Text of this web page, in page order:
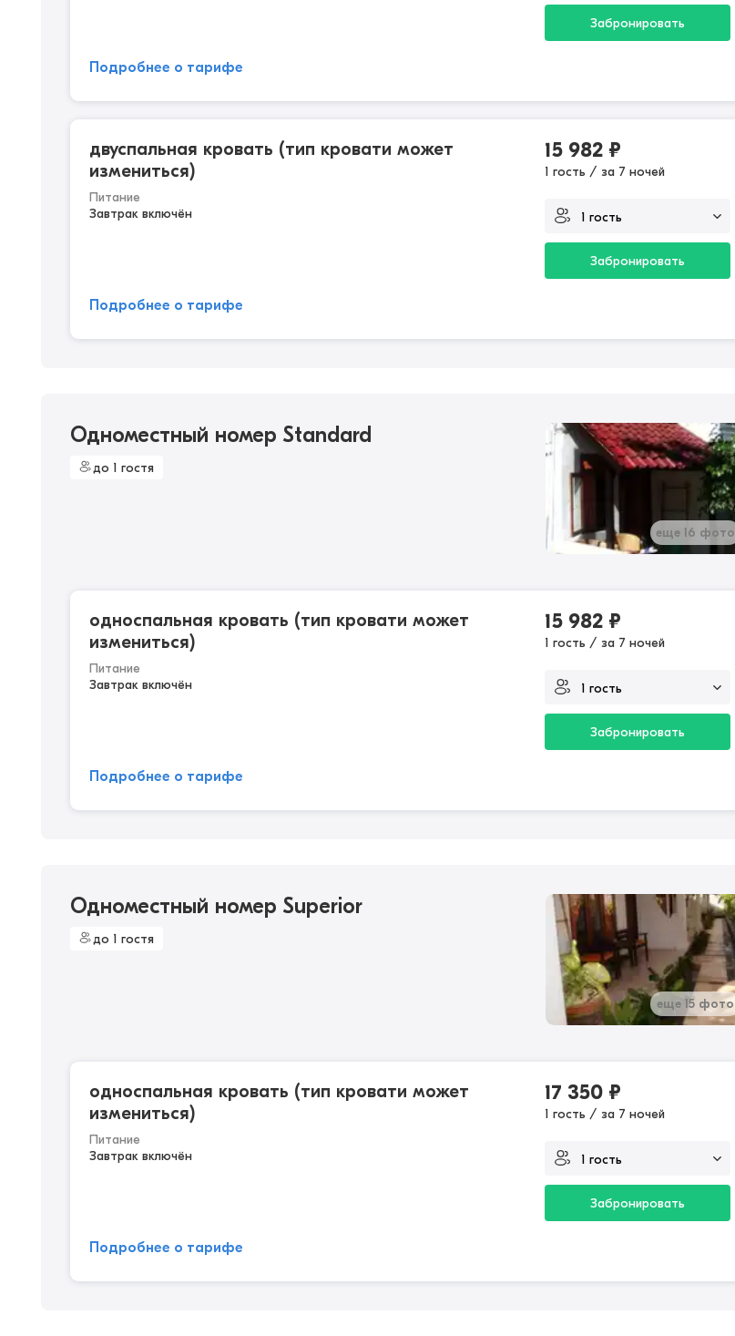
Забронировать
Подробнее о тарифе
двуспальная кровать (тип кровати может
измениться)
Питание
Завтрак включён
15 982 ₽
1 гость / за 7 ночей
Забронировать
Подробнее о тарифе
Одноместный номер Standard
до 1 гостя
еще 16 фото
односпальная кровать (тип кровати может
измениться)
Питание
Завтрак включён
15 982 ₽
1 гость / за 7 ночей
Забронировать
Подробнее о тарифе
Одноместный номер Superior
до 1 гостя
еще 15 фото
односпальная кровать (тип кровати может
измениться)
Питание
Завтрак включён
17 350 ₽
1 гость / за 7 ночей
Забронировать
Подробнее о тарифе